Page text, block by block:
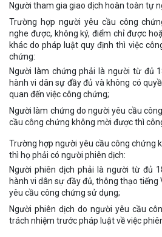
Người tham gia giao dịch hoàn toàn tự
Trường hợp người yêu cầu công
nghe được, không ký, điểm chỉ được
khác do pháp luật quy định thì việc
chứng:
Người làm chứng phải là người từ đủ
hành vi dân sự đầy đủ và không có
quan đến việc công chứng;
Người làm chứng do người yêu cầu
cầu công chứng không mời được thì
Trường hợp người yêu cầu công chứng
thì họ phải có người phiên dịch:
Người phiên dịch phải là người từ đủ
hành vi dân sự đầy đủ, thông thạo
yêu cầu công chứng sử dụng;
Người phiên dịch do người yêu cầu
trách nhiệm trước pháp luật về việc